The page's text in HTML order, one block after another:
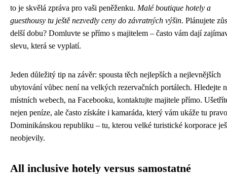
to je skvělá zpráva pro vaši peněženku. Malé boutique hotely a
guesthousy tu ještě nezvedly ceny do závratných výšin. Plánujete
delší dobu? Domluvte se přímo s majitelem – často vám dají
slevu, která se vyplatí.
Jeden důležitý tip na závěr: spousta těch nejlepších a nejlevnějších
ubytování vůbec není na velkých rezervačních portálech. Hledejte
místních webech, na Facebooku, kontaktujte majitele přímo.
nejen peníze, ale často získáte i kamaráda, který vám ukáže tu
Dominikánskou republiku – tu, kterou velké turistické korporace
neobjevily.
All inclusive hotely versus samostatné